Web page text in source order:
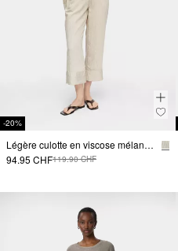
-20%
Légère culotte en viscose mélangée à rayures
94.95 CHF119.90 CHF